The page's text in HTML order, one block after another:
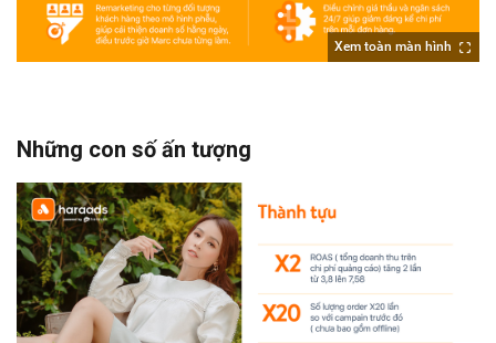
Xem toàn màn hình
Những con số ấn tượng